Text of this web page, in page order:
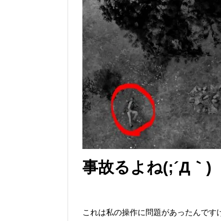
事故るよね(;´Д｀)
これは私の操作に問題があったんです